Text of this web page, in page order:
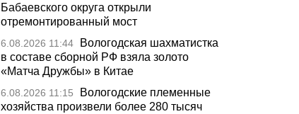
Бабаевского округа открыли
отремонтированный мост
6.08.2026 11:44
Вологодская шахматистка
в составе сборной РФ взяла золото
«Матча Дружбы» в Китае
6.08.2026 11:15
Вологодские племенные
хозяйства произвели более 280 тысяч